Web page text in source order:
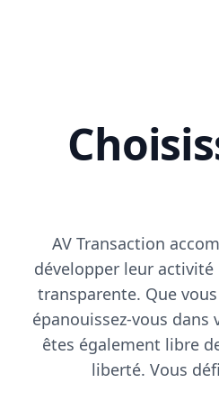
AV Transaction
développer leur
transparente. Que
épanouissez-vous
êtes également libre
liberté. Vous